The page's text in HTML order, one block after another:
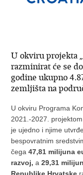
U okviru projekta
razminirat će se
godine ukupno
zemljišta na
U okviru Programa
2021.-2027. projektom
je ujedno i njime
bespovratnim
čega47,81 milijuna
razvoj,a 29,31
Republike Hrvatske